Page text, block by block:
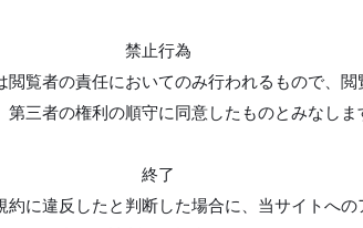
禁止行為
覧者の責任においてのみ行われるもので、
第三者の権利の順守に同意したものとみなしま
終了
に違反したと判断した場合に、当サイトへ